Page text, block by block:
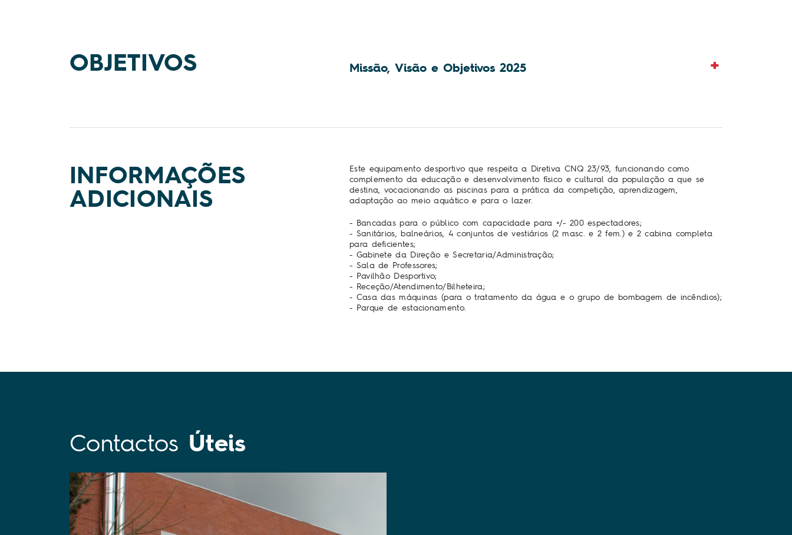
OBJETIVOS Missão, Visão e Objetivos 2025
INFORMAÇÕES
ADICIONAIS
Este equipamento desportivo que respeita a Diretiva CNQ 23/93, funcionando como
complemento da educação e desenvolvimento físico e cultural da população a que se
destina, vocacionando as piscinas para a prática da competição, aprendizagem,
adaptação ao meio aquático e para o lazer.
- Bancadas para o público com capacidade para +/- 200 espectadores;
- Sanitários, balneários, 4 conjuntos de vestiários (2 masc. e 2 fem.) e 2 cabina completa
para deficientes;
- Gabinete da Direção e Secretaria/Administração;
- Sala de Professores;
- Pavilhão Desportivo;
- Receção/Atendimento/Bilheteira;
- Casa das máquinas (para o tratamento da água e o grupo de bombagem de incêndios);
- Parque de estacionamento.
Contactos Úteis